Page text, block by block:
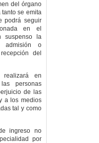
del órgano
tanto se emita
podrá seguir
en el
suspenso la
admisión o
del
realizará en
personas
de las
a los medios
tal y como
ingreso no
por